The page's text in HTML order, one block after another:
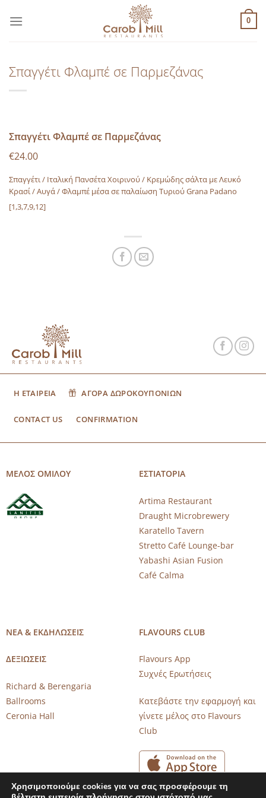
στο
0
Σπαγγέτι Φλαμπέ σε Παρμεζάνας
Σπαγγέτι Φλαμπέ σε Παρμεζάνας
€24.00
Σπαγγέτι / Ιταλική Πανσέτα Χοιρινού / Κρεμώδης σάλτα με Λευκό
Κρασί / Αυγά / Φλαμπέ μέσα σε παλαίωση Τυριού Grana Padano
[1,3,7,9,12]
Η ΕΤΑΙΡΕΙΑ ΑΓΟΡΑ ΔΩΡΟΚΟΥΠΟΝΙΩΝ
CONTACT US CONFIRMATION
ΜΕΛΟΣ ΟΜΙΛΟΥ ΕΣΤΙΑΤΟΡΙΑ
Artima Restaurant
Draught Microbrewery
Karatello Tavern
Stretto Café Lounge-bar
Yabashi Asian Fusion
Café Calma
ΝΕΑ & ΕΚΔΗΛΩΣΕΙΣ
ΔΕΞΙΩΣΕΙΣ
Richard & Berengaria
Ballrooms
Ceronia Hall
FLAVOURS CLUB
Flavours App
Συχνές Ερωτήσεις
Κατεβάστε την εφαρμογή και
γίνετε μέλος στο Flavours
Club
Χρησιμοποιούμε cookies για να σας προσφέρουμε τη